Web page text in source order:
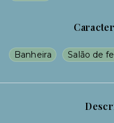
Banheira Salão de